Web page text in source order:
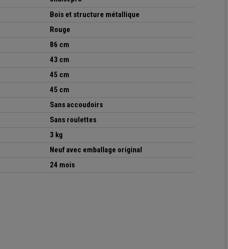
Bois et structure métallique
Rouge
86 cm
43 cm
45 cm
45 cm
Sans accoudoirs
Sans roulettes
3 kg
Neuf avec emballage original
24 mois